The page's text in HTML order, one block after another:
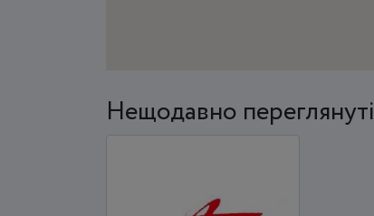
Нещодавно переглянуті